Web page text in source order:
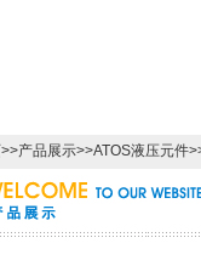
>>产品展示>>ATOS液压元件